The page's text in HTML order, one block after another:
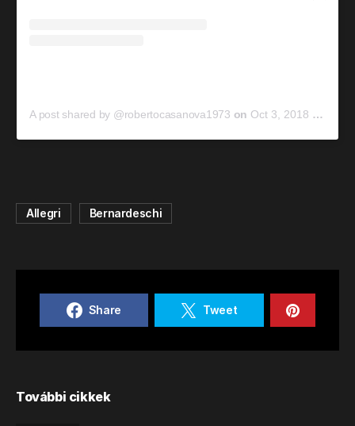
A post shared by @robertocasanova1973 on Oct 3, 2018 at 12:09am PDT
Allegri Bernardeschi
Share Tweet
További cikkek